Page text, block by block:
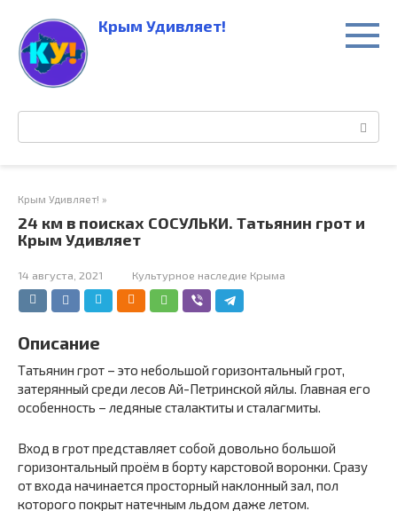
контенту
Крым Удивляет!
Крым Удивляет! »
24 км в поисках СОСУЛЬКИ. Татьянин грот и
Крым Удивляет
14 августа, 2021 Культурное наследие Крыма
Описание
Татьянин грот – это небольшой горизонтальный грот,
затерянный среди лесов Ай-Петринской яйлы. Главная его
особенность – ледяные сталактиты и сталагмиты.
Вход в грот представляет собой довольно большой
горизонтальный проём в борту карстовой воронки. Сразу
от входа начинается просторный наклонный зал, пол
которого покрыт натечным льдом даже летом.